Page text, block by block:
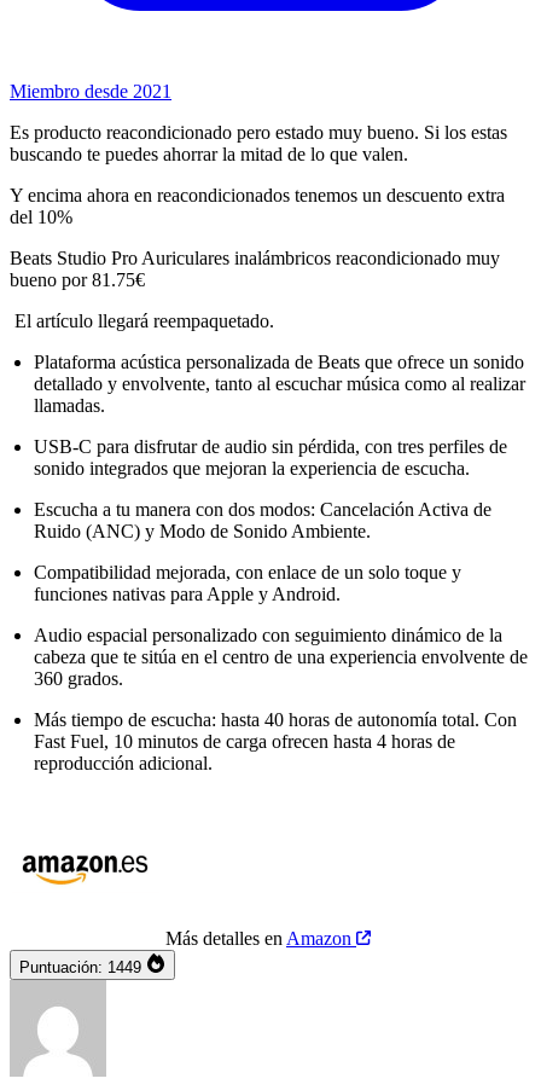
Miembro desde 2021
Es producto reacondicionado pero estado muy bueno. Si los estas
buscando te puedes ahorrar la mitad de lo que valen.
Y encima ahora en reacondicionados tenemos un descuento extra
del 10%
Beats Studio Pro Auriculares inalámbricos reacondicionado muy
bueno por 81.75€
El artículo llegará reempaquetado.
Plataforma acústica personalizada de Beats que ofrece un sonido
detallado y envolvente, tanto al escuchar música como al realizar
llamadas.
USB-C para disfrutar de audio sin pérdida, con tres perfiles de
sonido integrados que mejoran la experiencia de escucha.
Escucha a tu manera con dos modos: Cancelación Activa de
Ruido (ANC) y Modo de Sonido Ambiente.
Compatibilidad mejorada, con enlace de un solo toque y
funciones nativas para Apple y Android.
Audio espacial personalizado con seguimiento dinámico de la
cabeza que te sitúa en el centro de una experiencia envolvente de
360 grados.
Más tiempo de escucha: hasta 40 horas de autonomía total. Con
Fast Fuel, 10 minutos de carga ofrecen hasta 4 horas de
reproducción adicional.
Más detalles en Amazon
Puntuación: 1449